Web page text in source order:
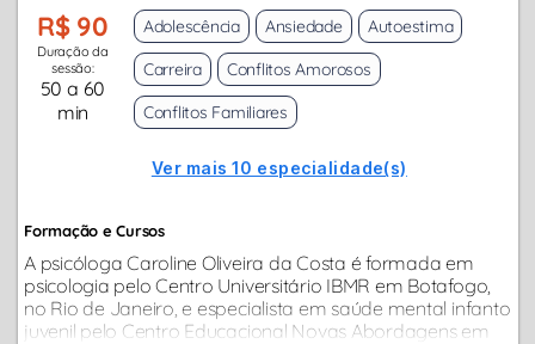
R$ 90
Duração da
sessão:
50 a 60
min
Adolescência Ansiedade
Autoestima
Carreira
Conflitos Amorosos
Conflitos Familiares
Ver mais 10 especialidade(s)
Formação e Cursos
A psicóloga Caroline Oliveira da Costa é formada em
psicologia pelo Centro Universitário IBMR em Botafogo,
no Rio de Janeiro, e especialista em saúde mental infanto
juvenil pelo Centro Educacional Novas Abordagens em